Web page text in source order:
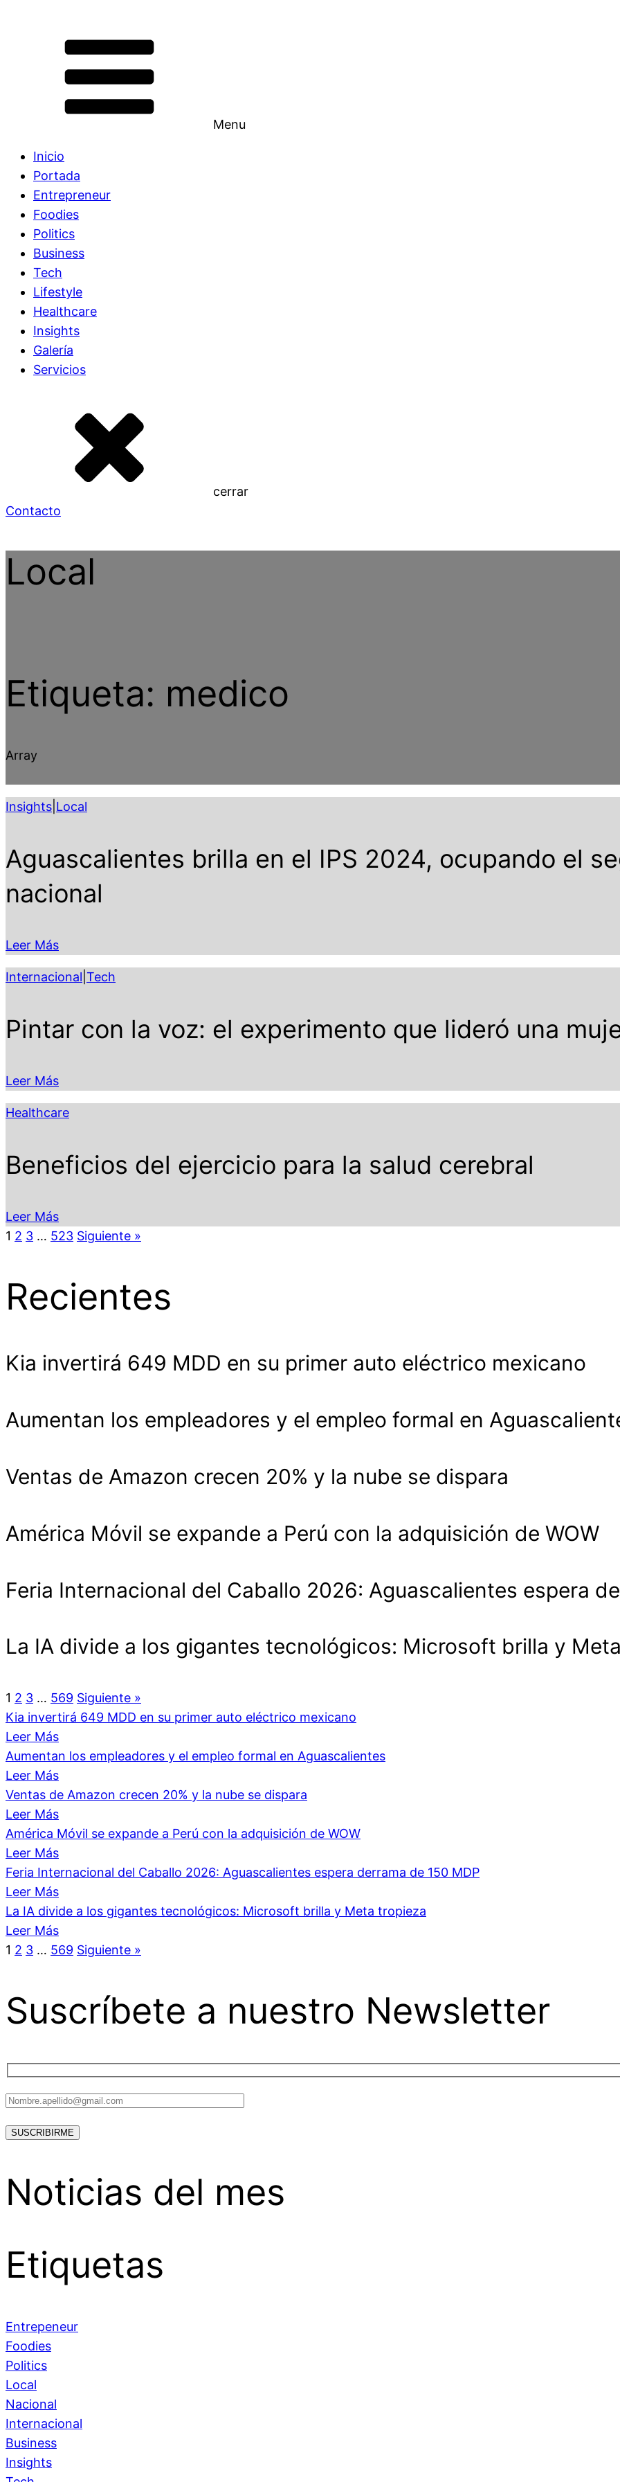
Menu
Inicio
Portada
Entrepreneur
Foodies
Politics
Business
Tech
Lifestyle
Healthcare
Insights
Galería
Servicios
cerrar
Contacto
Local
Etiqueta: medico
Array
Insights Local
Aguascalientes brilla en el IPS 2024, ocupando el
nacional
Leer Más
Internacional Tech
Pintar con la voz: el experimento que lideró una
Leer Más
Healthcare
Beneficios del ejercicio para la salud cerebral
Leer Más
1 2 3 … 523 Siguiente »
Recientes
Kia invertirá 649 MDD en su primer auto eléctrico mexicano
Aumentan los empleadores y el empleo formal en
Ventas de Amazon crecen 20% y la nube se dispara
América Móvil se expande a Perú con la adquisición de WOW
Feria Internacional del Caballo 2026: Aguascalientes espera
La IA divide a los gigantes tecnológicos: Microsoft brilla y
1 2 3 … 569 Siguiente »
Kia invertirá 649 MDD en su primer auto eléctrico mexicano
Leer Más
Aumentan los empleadores y el empleo formal en Aguascalientes
Leer Más
Ventas de Amazon crecen 20% y la nube se dispara
Leer Más
América Móvil se expande a Perú con la adquisición de WOW
Leer Más
Feria Internacional del Caballo 2026: Aguascalientes espera derrama de 150 MDP
Leer Más
La IA divide a los gigantes tecnológicos: Microsoft brilla y Meta tropieza
Leer Más
1 2 3 … 569 Siguiente »
Suscríbete a nuestro Newsletter
Noticias del mes
Etiquetas
Entrepeneur
Foodies
Politics
Local
Nacional
Internacional
Business
Insights